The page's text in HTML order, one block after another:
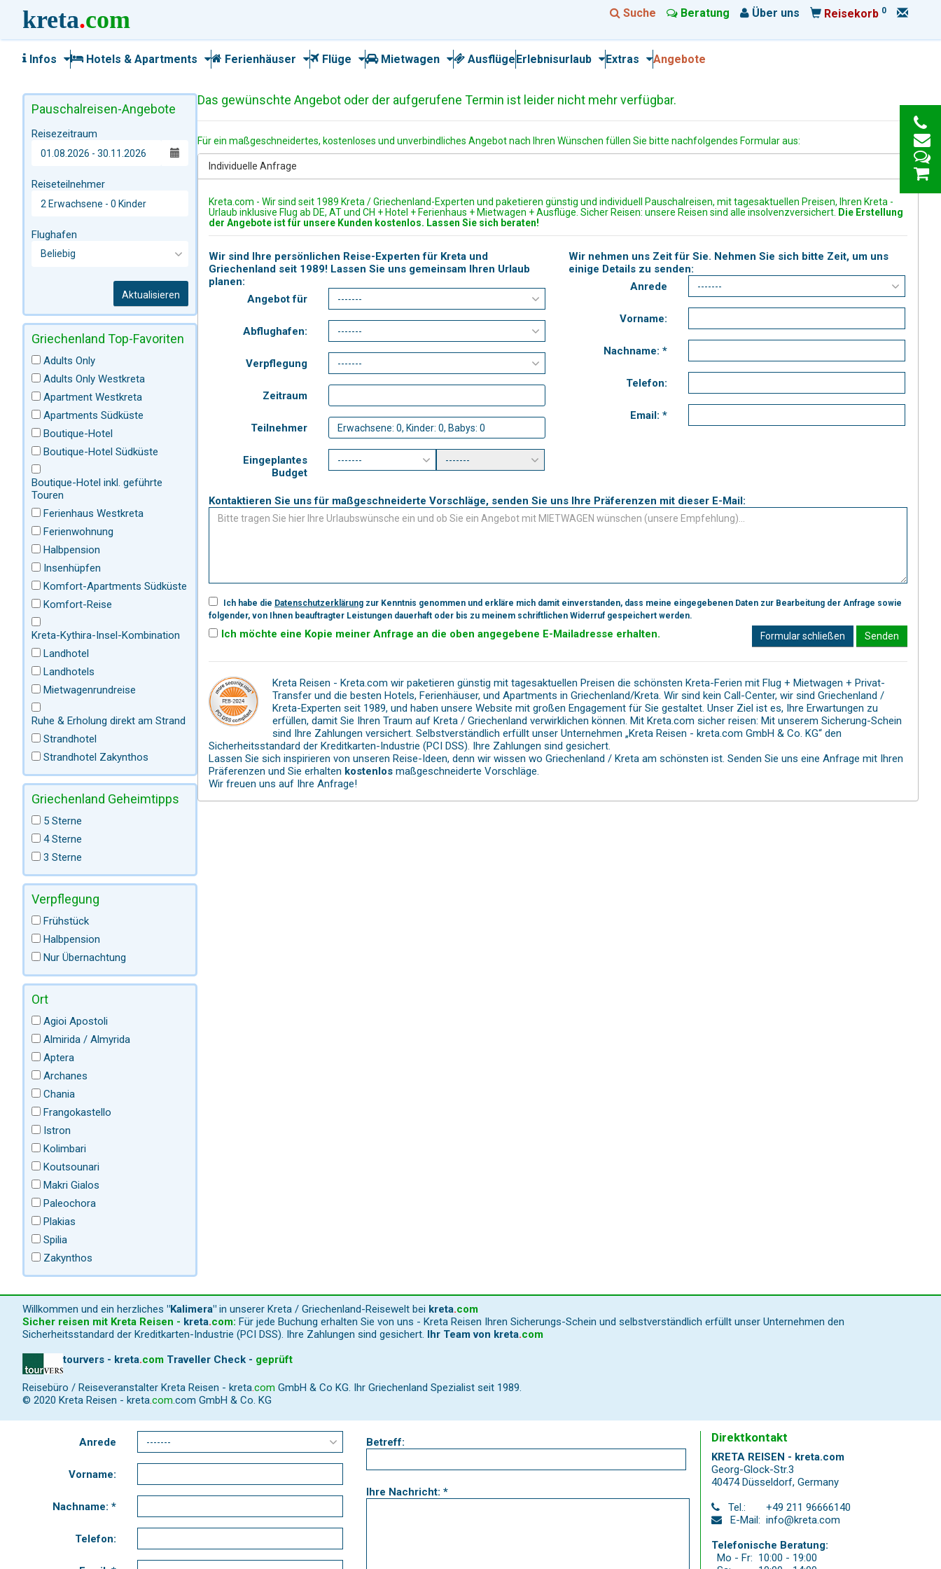
kreta.com Suche Beratung Über uns Reisekorb 0
Infos Hotels & Apartments Ferienhäuser Flüge Mietwagen AusflügeErlebnisurlaub Extras Angebote
Pauschalreisen-Angebote
Reisezeitraum
Reiseteilnehmer
Flughafen
Aktualisieren
Griechenland Top-Favoriten
Adults Only
Adults Only Westkreta
Apartment Westkreta
Apartments Südküste
Boutique-Hotel
Boutique-Hotel Südküste
Boutique-Hotel inkl. geführte
Touren
Ferienhaus Westkreta
Ferienwohnung
Halbpension
Insenhüpfen
Komfort-Apartments Südküste
Komfort-Reise
Kreta-Kythira-Insel-Kombination
Landhotel
Landhotels
Mietwagenrundreise
Ruhe & Erholung direkt am Strand
Strandhotel
Strandhotel Zakynthos
Griechenland Geheimtipps
5 Sterne
4 Sterne
3 Sterne
Verpflegung
Frühstück
Halbpension
Nur Übernachtung
Ort
Agioi Apostoli
Almirida / Almyrida
Aptera
Archanes
Chania
Frangokastello
Istron
Kolimbari
Koutsounari
Makri Gialos
Paleochora
Plakias
Spilia
Zakynthos
Das gewünschte Angebot oder der aufgerufene Termin ist leider nicht mehr verfügbar.
Für ein maßgeschneidertes, kostenloses und unverbindliches Angebot nach Ihren Wünschen füllen Sie bitte nachfolgendes Formular aus:
Individuelle Anfrage
Kreta.com - Wir sind seit 1989 Kreta / Griechenland-Experten und paketieren günstig und individuell Pauschalreisen, mit tagesaktuellen Preisen, Ihren Kreta -
Urlaub inklusive Flug ab DE, AT und CH + Hotel + Ferienhaus + Mietwagen + Ausflüge. Sicher Reisen: unsere Reisen sind alle insolvenzversichert. Die Erstellung
der Angebote ist für unsere Kunden kostenlos. Lassen Sie sich beraten!
Wir sind Ihre persönlichen Reise-Experten für Kreta und
Griechenland seit 1989! Lassen Sie uns gemeinsam Ihren Urlaub
planen:
Angebot für
Abflughafen:
Verpflegung
Zeitraum
Teilnehmer
Wir nehmen uns Zeit für Sie. Nehmen Sie sich bitte Zeit, um uns
einige Details zu senden:
Anrede
Vorname:
Nachname: *
Telefon:
Email: *
Eingeplantes
Budget
Kontaktieren Sie uns für maßgeschneiderte Vorschläge, senden Sie uns Ihre Präferenzen mit dieser E-Mail:
Ich habe die Datenschutzerklärung zur Kenntnis genommen und erkläre mich damit einverstanden, dass meine eingegebenen Daten zur Bearbeitung der Anfrage sowie
folgender, von Ihnen beauftragter Leistungen dauerhaft oder bis zu meinem schriftlichen Widerruf gespeichert werden.
Ich möchte eine Kopie meiner Anfrage an die oben angegebene E-Mailadresse erhalten. Formular schließen Senden
Kreta Reisen - Kreta.com wir paketieren günstig mit tagesaktuellen Preisen die schönsten Kreta-Ferien mit Flug + Mietwagen + Privat-
Transfer und die besten Hotels, Ferienhäuser, und Apartments in Griechenland/Kreta. Wir sind kein Call-Center, wir sind Griechenland /
Kreta-Experten seit 1989, und haben unsere Website mit großen Engagement für Sie gestaltet. Unser Ziel ist es, Ihre Erwartungen zu
erfüllen, damit Sie Ihren Traum auf Kreta / Griechenland verwirklichen können. Mit Kreta.com sicher reisen: Mit unserem Sicherung-Schein
sind Ihre Zahlungen versichert. Selbstverständlich erfüllt unser Unternehmen „Kreta Reisen - kreta.com GmbH & Co. KG“ den
Sicherheitsstandard der Kreditkarten-Industrie (PCI DSS). Ihre Zahlungen sind gesichert.
Lassen Sie sich inspirieren von unseren Reise-Ideen, denn wir wissen wo Griechenland / Kreta am schönsten ist. Senden Sie uns eine Anfrage mit Ihren
Präferenzen und Sie erhalten kostenlos maßgeschneiderte Vorschläge.
Wir freuen uns auf Ihre Anfrage!
Willkommen und ein herzliches "Kalimera" in unserer Kreta / Griechenland-Reisewelt bei kreta.com
Sicher reisen mit Kreta Reisen - kreta.com: Für jede Buchung erhalten Sie von uns - Kreta Reisen Ihren Sicherungs-Schein und selbstverständlich erfüllt unser Unternehmen den
Sicherheitsstandard der Kreditkarten-Industrie (PCI DSS). Ihre Zahlungen sind gesichert. Ihr Team von kreta.com
tourvers - kreta.com Traveller Check - geprüft
Reisebüro / Reiseveranstalter Kreta Reisen - kreta.com GmbH & Co KG. Ihr Griechenland Spezialist seit 1989.
© 2020 Kreta Reisen - kreta.com.com GmbH & Co. KG
Anrede
Vorname:
Nachname: *
Telefon:
Betreff:
Ihre Nachricht: *
Direktkontakt
KRETA REISEN - kreta.com
Georg-Glock-Str.3
40474 Düsseldorf, Germany
Tel.:
+49 211 96666140
E-Mail: info@kreta.com
Telefonische Beratung:
Mo - Fr: 10:00 - 19:00